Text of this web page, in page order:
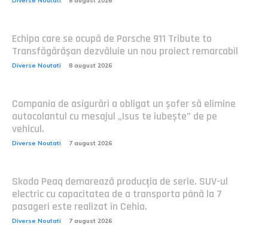
Echipa care se ocupă de Porsche 911 Tribute to
Transfăgărășan dezvăluie un nou proiect remarcabil
Diverse Noutati 8 august 2026
Compania de asigurări a obligat un șofer să elimine
autocolantul cu mesajul „Isus te iubește” de pe
vehicul.
Diverse Noutati 7 august 2026
Skoda Peaq demarează producția de serie. SUV-ul
electric cu capacitatea de a transporta până la 7
pasageri este realizat în Cehia.
Diverse Noutati 7 august 2026